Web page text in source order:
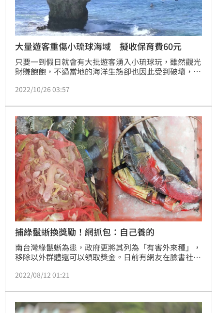
大量遊客重傷小琉球海域 擬收保育費60元
只要一到假日就會有大批遊客湧入小琉球玩，雖然觀光
財賺飽飽，不過當地的海洋生態卻也因此受到破壞，活
元，預計明年初政策有機會開始實施。
2022/10/26 03:57
捕綠鬣蜥換獎勵！網抓包：自己養的
南台灣綠鬣蜥為患，政府更將其列為「有害外來種」，
移除以外群體還可以領取獎金。日前有網友在臉書社團
交時，卻被全程錄影，讓他十分不開心！
2022/08/12 01:21